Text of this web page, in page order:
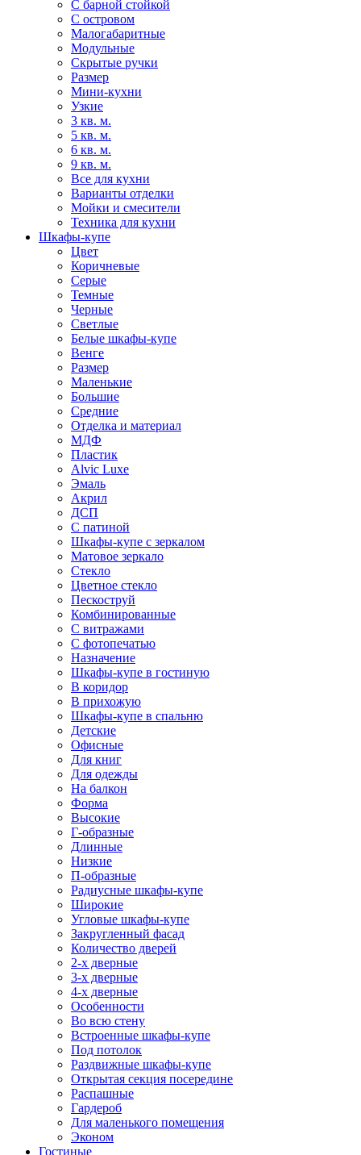
С барной стойкой
С островом
Малогабаритные
Модульные
Скрытые ручки
Размер
Мини-кухни
Узкие
3 кв. м.
5 кв. м.
6 кв. м.
9 кв. м.
Все для кухни
Варианты отделки
Мойки и смесители
Техника для кухни
Шкафы-купе
Цвет
Коричневые
Серые
Темные
Черные
Светлые
Белые шкафы-купе
Венге
Размер
Маленькие
Большие
Средние
Отделка и материал
МДФ
Пластик
Alvic Luxe
Эмаль
Акрил
ДСП
С патиной
Шкафы-купе с зеркалом
Матовое зеркало
Стекло
Цветное стекло
Пескоструй
Комбинированные
С витражами
С фотопечатью
Назначение
Шкафы-купе в гостиную
В коридор
В прихожую
Шкафы-купе в спальню
Детские
Офисные
Для книг
Для одежды
На балкон
Форма
Высокие
Г-образные
Длинные
Низкие
П-образные
Радиусные шкафы-купе
Широкие
Угловые шкафы-купе
Закругленный фасад
Количество дверей
2-х дверные
3-х дверные
4-х дверные
Особенности
Во всю стену
Встроенные шкафы-купе
Под потолок
Раздвижные шкафы-купе
Открытая секция посередине
Распашные
Гардероб
Для маленького помещения
Эконом
Гостиные